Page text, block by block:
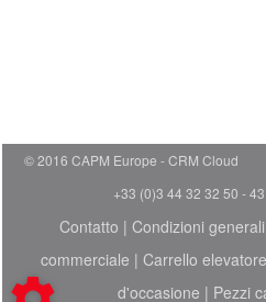
© 2016 CAPM Europe
CRM Cloud
+33 (0)3 44 32 32 50 -
Contatto | Condizioni generali
commerciale | Carrello
d'occasione | Pezzi